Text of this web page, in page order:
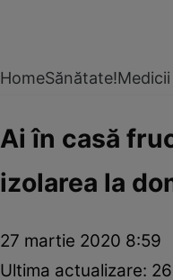
HomeSănătate!
Ai în casă
izolarea la
27 martie 2020 8:59
Ultima actualizare: